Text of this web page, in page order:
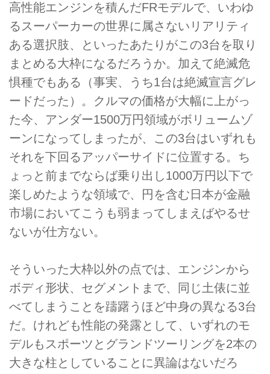
高性能エンジンを積んだFRモデルで、いわゆ
るスーパーカーの世界に属さないリアリティ
ある選択肢、といったあたりがこの3台を取り
まとめる大枠になるだろうか。加えて絶滅危
惧種でもある（事実、うち1台は絶滅宣言グレ
ードだった）。クルマの価格が大幅に上がっ
た今、アンダー1500万円領域がボリュームゾ
ーンになってしまったが、この3台はいずれも
それを下回るアッパーサイドに位置する。ち
ょっと前までならば乗り出し1000万円以下で
楽しめたような領域で、円を含む日本が金融
市場においてこうも弱まってしまえばやるせ
ないが仕方ない。
そういった大枠以外の点では、エンジンから
ボディ形状、セグメントまで、同じ土俵に並
べてしまうことを躊躇うほど中身の異なる3台
だ。けれども性能の発露として、いずれのモ
デルもスポーツとグランドツーリングを2本の
大きな柱としていることに異論はないだろ